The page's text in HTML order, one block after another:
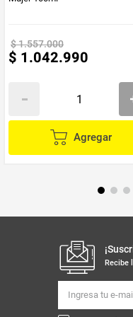
$1.557.000
$ 1.042.990
Agregar
Recibe